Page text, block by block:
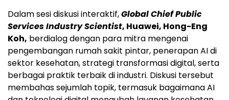
Dalam sesi diskusi interaktif,Global Chief Public
Services Industry Scientist, Huawei, Hong-Eng
Koh, berdialog dengan para mitra mengenai
pengembangan rumah sakit pintar, penerapan AI di
sektor kesehatan, strategi transformasi digital, serta
berbagai praktik terbaik di industri. Diskusi tersebut
membahas sejumlah topik, termasuk bagaimana AI